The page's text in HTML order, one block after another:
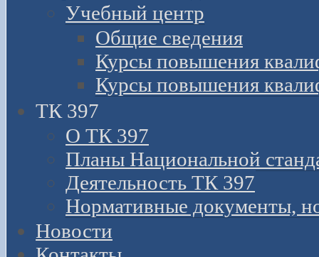
Учебный центр
Общие сведения
Курсы повышения
Курсы повышения
ТК 397
О ТК 397
Планы Национальной
Деятельность ТК 397
Нормативные документы,
Новости